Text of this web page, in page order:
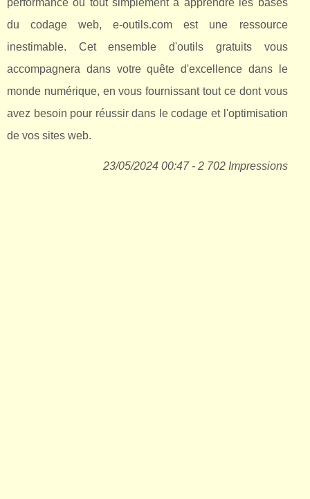
du codage web, e-outils.com est une ressource
inestimable. Cet ensemble d'outils gratuits vous
accompagnera dans votre quête d'excellence dans le
monde numérique, en vous fournissant tout ce dont vous
avez besoin pour réussir dans le codage et l'optimisation
de vos sites web.
23/05/2024 00:47 - 2 702 Impressions